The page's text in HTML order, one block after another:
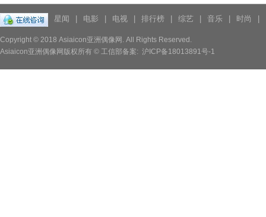
星闻 电影 电视 排行榜 综艺 音乐 时尚
Copyright © 2018 Asiaicon亚洲偶像网. All Rights Reserved.
Asiaicon亚洲偶像网版权所有 © 工信部备案: 沪ICP备18013891号-1